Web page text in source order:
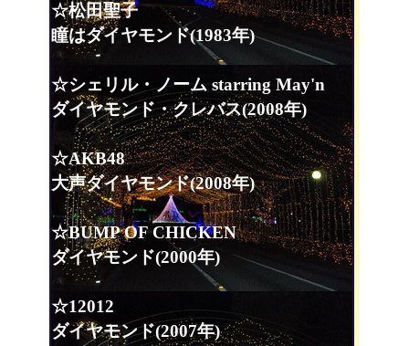
☆松田聖子
瞳はダイヤモンド(1983年)
☆シェリル・ノーム starring May'n
ダイヤモンド・クレバス(2008年)
☆AKB48
大声ダイヤモンド(2008年)
☆BUMP OF CHICKEN
ダイヤモンド(2000年)
☆12012
ダイヤモンド(2007年)